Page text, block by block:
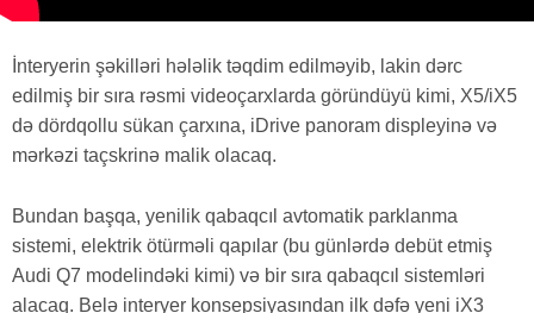
İnteryerin şəkilləri hələlik təqdim edilməyib, lakin dərc
edilmiş bir sıra rəsmi videoçarxlarda göründüyü kimi, X5/iX5
də dördqollu sükan çarxına, iDrive panoram displeyinə və
mərkəzi taçskrinə malik olacaq.
Bundan başqa, yenilik qabaqcıl avtomatik parklanma
sistemi, elektrik ötürməli qapılar (bu günlərdə debüt etmiş
Audi Q7 modelindəki kimi) və bir sıra qabaqcıl sistemləri
alacaq. Belə interyer konsepsiyasından ilk dəfə yeni iX3